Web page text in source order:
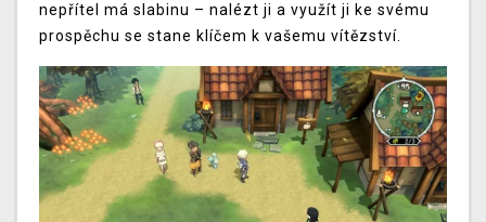
nepřítel má slabinu – nalézt ji a využít ji ke svému
prospěchu se stane klíčem k vašemu vítězství.